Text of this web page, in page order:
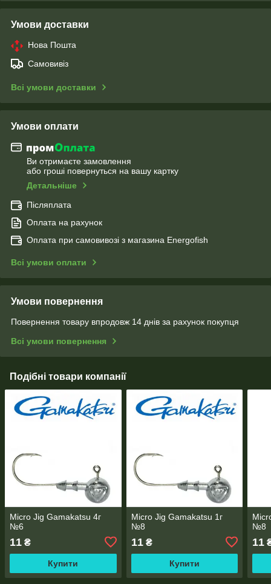
Умови доставки
Нова Пошта
Самовивіз
Всі умови доставки
Умови оплати
Ви отримаєте замовлення
або гроші повернуться на вашу картку
Детальніше
Післяплата
Оплата на рахунок
Оплата при самовивозі з магазина Energofish
Всі умови оплати
Умови повернення
Повернення товару впродовж 14 днів за рахунок покупця
Всі умови повернення
Подібні товари компанії
Micro Jig Gamakatsu 4г
№6
11 ₴
Купити
Micro Jig Gamakatsu 1г
№8
11₴
Купити
№8
11